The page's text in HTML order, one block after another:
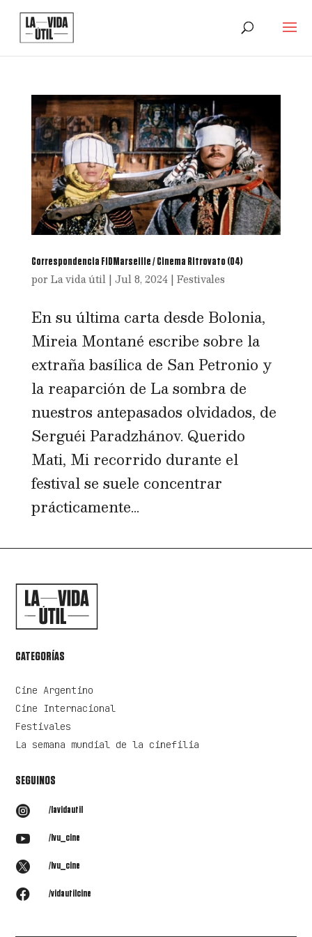
Correspondencia FIDMarseille / Cinema Ritrovato (04)
por La vida útil| Jul 8, 2024| Festivales
En su última carta desde Bolonia,
Mireia Montané escribe sobre la
extraña basílica de San Petronio y
la reaparción de La sombra de
nuestros antepasados olvidados, de
Serguéi Paradzhánov. Querido
Mati, Mi recorrido durante el
festival se suele concentrar
prácticamente...
CATEGORÍAS
Cine Argentino
Cine Internacional
Festivales
La semana mundial de la cinefilia
SEGUINOS
 /lavidautil
 /lvu_cine
 /lvu_cine
 /vidautilcine